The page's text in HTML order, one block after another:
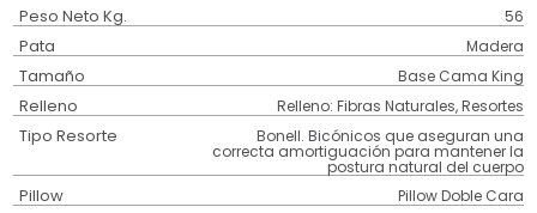
Peso Neto Kg. 56
Pata Madera
Tamaño Base Cama King
Relleno Relleno: Fibras Naturales, Resortes
Tipo Resorte Bonell. Bicónicos que aseguran una
correcta amortiguación para mantener la
postura natural del cuerpo
Pillow Pillow Doble Cara